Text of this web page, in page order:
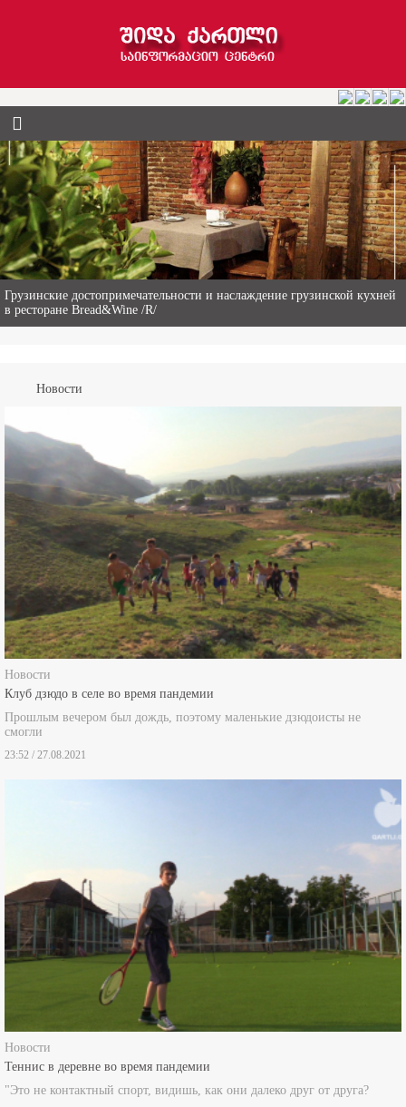
Гиви Абалаки – 86-летний фермер из Горийского муниципалитета
Новости
Клуб дзюдо в селе во время пандемии
Прошлым вечером был дождь, поэтому маленькие дзюдоисты не
смогли
Новости
Теннис в деревне во время пандемии
"Это не контактный спорт, видишь, как они далеко друг от друга?